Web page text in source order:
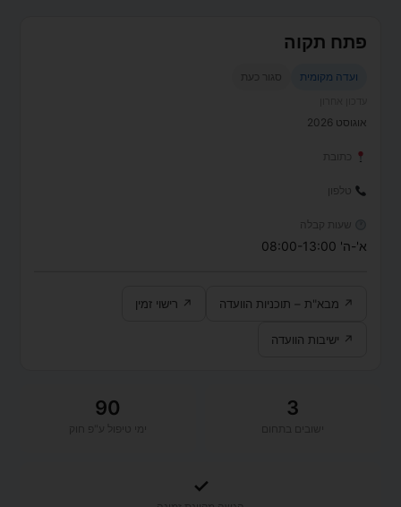
פתח תקוה
ועדה מקומית סגור כעת
אוגוסט 2026
כתובת
טלפון
שעות קבלה
א'-ה' 08:00-13:00
↗ מבא"ת – תוכניות הוועדה ↗ רישוי זמין
↗ ישיבות הוועדה
3
90
✓